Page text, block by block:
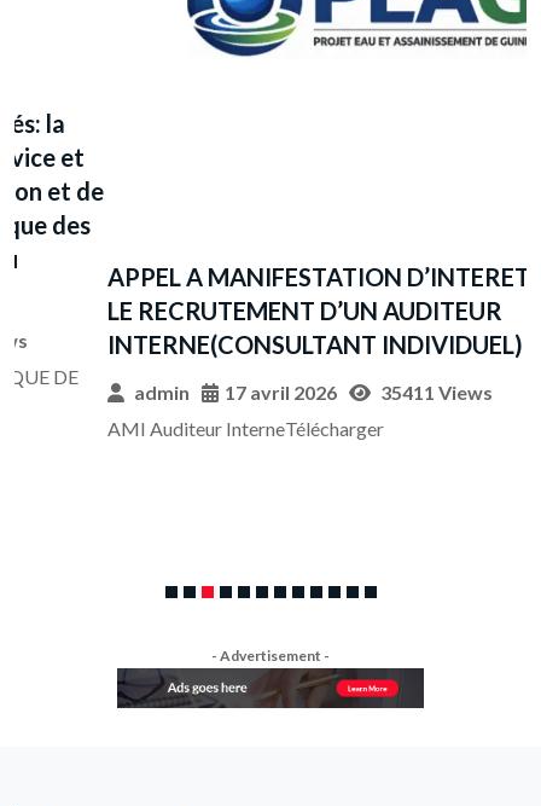
APPEL A MANIFESTATION D’INTERETPOUR
LE RECRUTEMENT D’UN AUDITEUR
INTERNE(CONSULTANT INDIVIDUEL)
admin 17 avril 2026
35411 Views
AMI Auditeur InterneTélécharger
- Advertisement -